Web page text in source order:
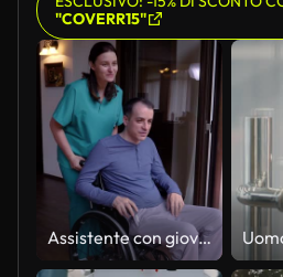
"COVERR15"
Assistente con giovane in sedia a rotelle in arrivo sulla terrazza